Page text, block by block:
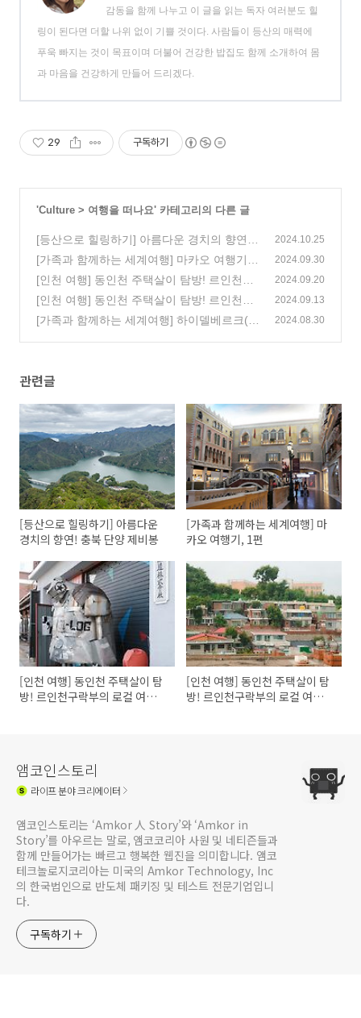
감동을 함께 나누고 이 글을 읽는 독자 여러분도 힐
링이 된다면 더할 나위 없이 기쁠 것이다. 사람들이 등산의 매력에
푸욱 빠지는 것이 목표이며 더불어 건강한 밥집도 함께 소개하여 몸
과 마음을 건강하게 만들어 드리겠다.
29 구독하기
'Culture > 여행을 떠나요' 카테고리의 다른 글
[등산으로 힐링하기] 아름다운 경치의 향연!
충북 단양 제비봉
(2)
2024.10.25
[가족과 함께하는 세계여행] 마카오 여행기, 1
편
(3)
2024.09.30
[인천 여행] 동인천 주택살이 탐방! 르인천구
락부의 로컬 여행, 2편
(4)
2024.09.20
[인천 여행] 동인천 주택살이 탐방! 르인천구
락부의 로컬 여행, 1편
(7)
2024.09.13
[가족과 함께하는 세계여행] 하이델베르크(H
2024.08.30
관련글
[등산으로 힐링하기] 아름다운
경치의 향연! 충북 단양 제비봉
[가족과 함께하는 세계여행] 마
카오 여행기, 1편
[인천 여행] 동인천 주택살이 탐
방! 르인천구락부의 로컬 여행,
[인천 여행] 동인천 주택살이 탐
방! 르인천구락부의 로컬 여행,
앰코인스토리
라이프분야 크리에이터
앰코인스토리는 ‘Amkor 人 Story’와 ‘Amkor in
Story’를 아우르는 말로, 앰코코리아 사원 및 네티즌들과
함께 만들어가는 빠르고 행복한 웹진을 의미합니다. 앰코
테크놀로지코리아는 미국의 Amkor Technology, Inc
의 한국법인으로 반도체 패키징 및 테스트 전문기업입니
다.
구독하기